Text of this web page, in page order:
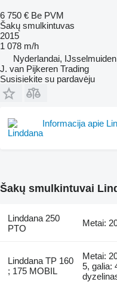
6 750 € Be PVM
Šakų smulkintuvas
2015
1 078 m/h
Nyderlandai, IJsselmuiden
J. van Pijkeren Trading
Susisiekite su pardavėju
Informacija apie
Šakų smulkintuvai
Linddana 250
PTO
Metai:
Linddana TP 160
; 175 MOBIL
Metai:
5, galia: